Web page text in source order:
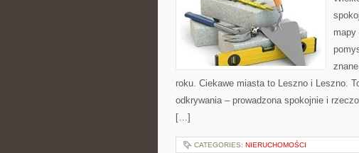
roku. Ciekawe miasta to Leszno i Leszno.
odkrywania – prowadzona spokojnie i
[…]
CATEGORIES: NIERUCHOMOŚCI